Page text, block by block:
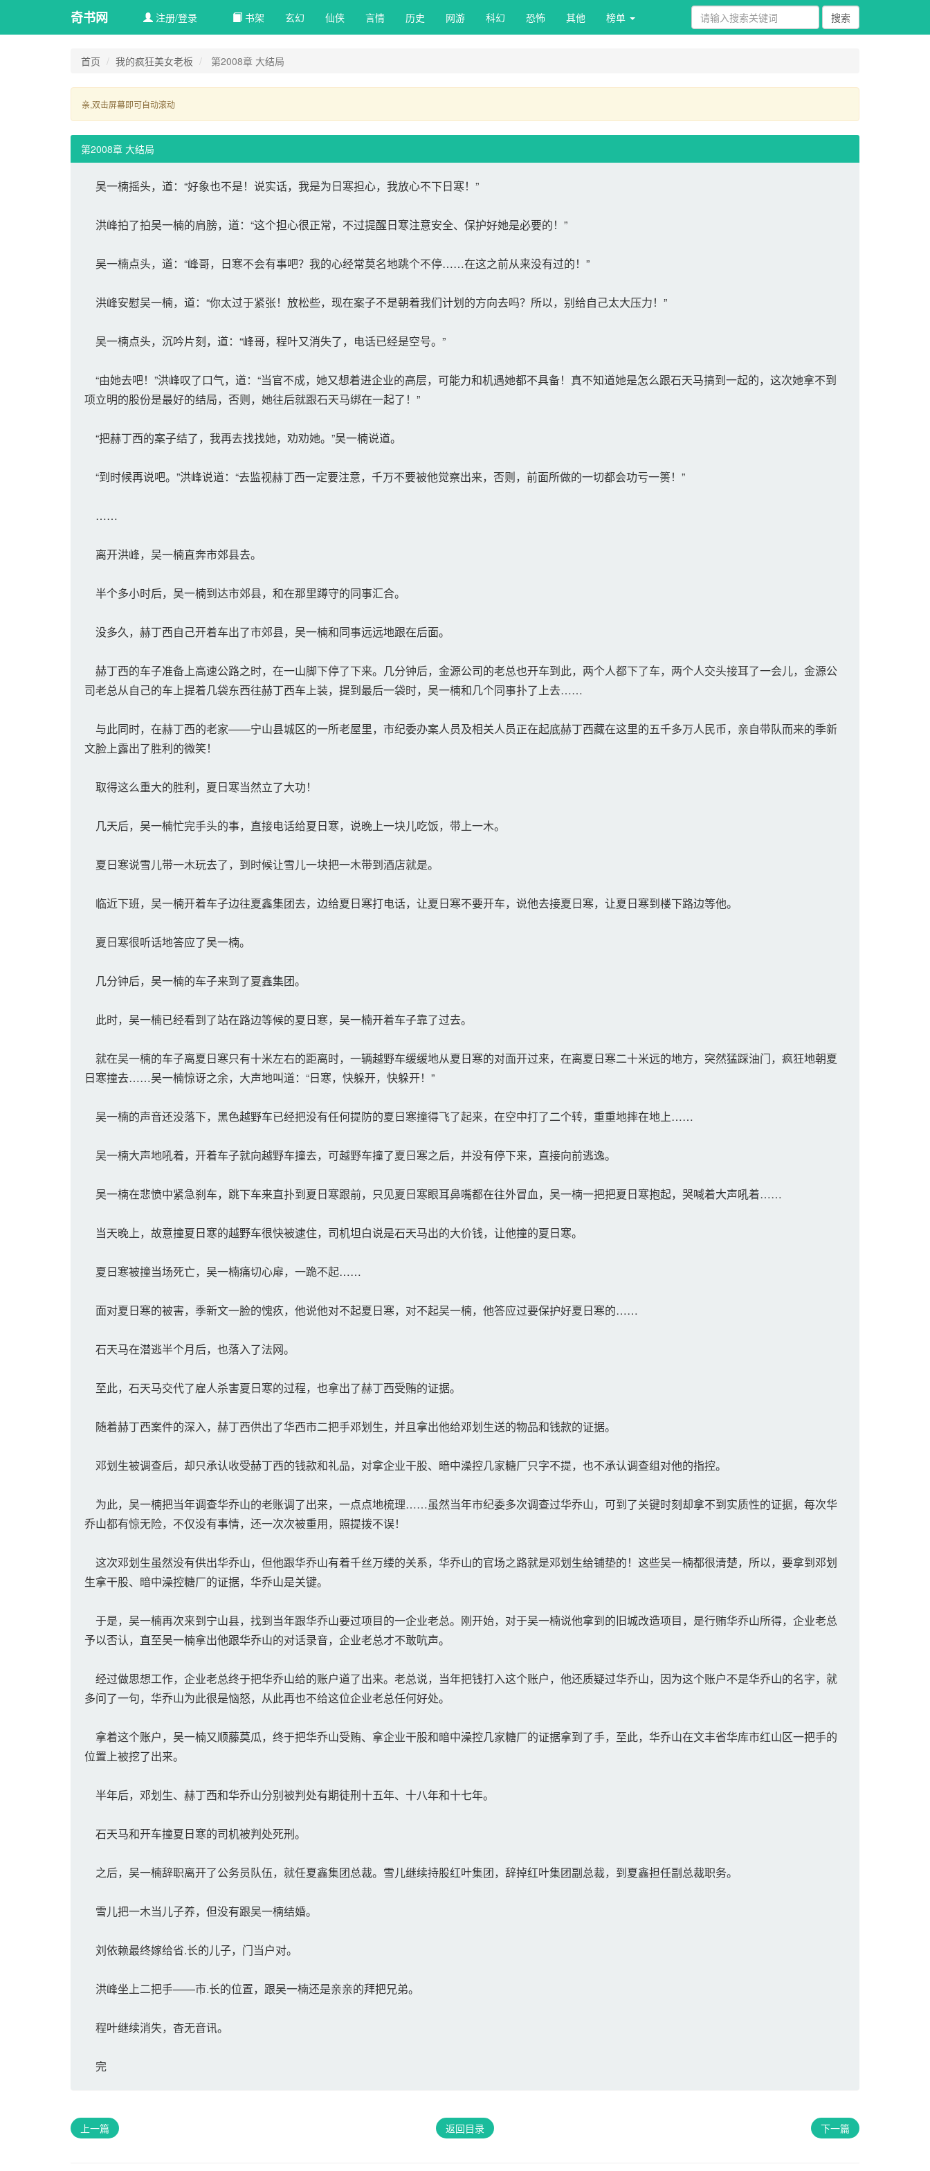
奇书网 注册/登录 书架 玄幻 仙侠 言情 历史 网游 科幻 恐怖 其他 榜单
首页 我的疯狂美女老板 第2008章 大结局
亲,双击屏幕即可自动滚动
第2008章 大结局
吴一楠摇头，道：“好象也不是！说实话，我是为日寒担心，我放心不下日寒！”
洪峰拍了拍吴一楠的肩膀，道：“这个担心很正常，不过提醒日寒注意安全、保护好她是必要的！”
吴一楠点头，道：“峰哥，日寒不会有事吧？我的心经常莫名地跳个不停……在这之前从来没有过的！”
洪峰安慰吴一楠，道：“你太过于紧张！放松些，现在案子不是朝着我们计划的方向去吗？所以，别给自己太大压力！”
吴一楠点头，沉吟片刻，道：“峰哥，程叶又消失了，电话已经是空号。”
“由她去吧！”洪峰叹了口气，道：“当官不成，她又想着进企业的高层，可能力和机遇她都不具备！真不知道她是怎么跟石天马搞到一起的，这次她拿不到
项立明的股份是最好的结局，否则，她往后就跟石天马绑在一起了！”
“把赫丁西的案子结了，我再去找找她，劝劝她。”吴一楠说道。
“到时候再说吧。”洪峰说道：“去监视赫丁西一定要注意，千万不要被他觉察出来，否则，前面所做的一切都会功亏一篑！”
……
离开洪峰，吴一楠直奔市郊县去。
半个多小时后，吴一楠到达市郊县，和在那里蹲守的同事汇合。
没多久，赫丁西自己开着车出了市郊县，吴一楠和同事远远地跟在后面。
赫丁西的车子准备上高速公路之时，在一山脚下停了下来。几分钟后，金源公司的老总也开车到此，两个人都下了车，两个人交头接耳了一会儿，金源公
司老总从自己的车上提着几袋东西往赫丁西车上装，提到最后一袋时，吴一楠和几个同事扑了上去……
与此同时，在赫丁西的老家——宁山县城区的一所老屋里，市纪委办案人员及相关人员正在起底赫丁西藏在这里的五千多万人民币，亲自带队而来的季新
文脸上露出了胜利的微笑！
取得这么重大的胜利，夏日寒当然立了大功！
几天后，吴一楠忙完手头的事，直接电话给夏日寒，说晚上一块儿吃饭，带上一木。
夏日寒说雪儿带一木玩去了，到时候让雪儿一块把一木带到酒店就是。
临近下班，吴一楠开着车子边往夏鑫集团去，边给夏日寒打电话，让夏日寒不要开车，说他去接夏日寒，让夏日寒到楼下路边等他。
夏日寒很听话地答应了吴一楠。
几分钟后，吴一楠的车子来到了夏鑫集团。
此时，吴一楠已经看到了站在路边等候的夏日寒，吴一楠开着车子靠了过去。
就在吴一楠的车子离夏日寒只有十米左右的距离时，一辆越野车缓缓地从夏日寒的对面开过来，在离夏日寒二十米远的地方，突然猛踩油门，疯狂地朝夏
日寒撞去……吴一楠惊讶之余，大声地叫道：“日寒，快躲开，快躲开！”
吴一楠的声音还没落下，黑色越野车已经把没有任何提防的夏日寒撞得飞了起来，在空中打了二个转，重重地摔在地上……
吴一楠大声地吼着，开着车子就向越野车撞去，可越野车撞了夏日寒之后，并没有停下来，直接向前逃逸。
吴一楠在悲愤中紧急刹车，跳下车来直扑到夏日寒跟前，只见夏日寒眼耳鼻嘴都在往外冒血，吴一楠一把把夏日寒抱起，哭喊着大声吼着……
当天晚上，故意撞夏日寒的越野车很快被逮住，司机坦白说是石天马出的大价钱，让他撞的夏日寒。
夏日寒被撞当场死亡，吴一楠痛切心扉，一跪不起……
面对夏日寒的被害，季新文一脸的愧疚，他说他对不起夏日寒，对不起吴一楠，他答应过要保护好夏日寒的……
石天马在潜逃半个月后，也落入了法网。
至此，石天马交代了雇人杀害夏日寒的过程，也拿出了赫丁西受贿的证据。
随着赫丁西案件的深入，赫丁西供出了华西市二把手邓划生，并且拿出他给邓划生送的物品和钱款的证据。
邓划生被调查后，却只承认收受赫丁西的钱款和礼品，对拿企业干股、暗中澡控几家糖厂只字不提，也不承认调查组对他的指控。
为此，吴一楠把当年调查华乔山的老账调了出来，一点点地梳理……虽然当年市纪委多次调查过华乔山，可到了关键时刻却拿不到实质性的证据，每次华
乔山都有惊无险，不仅没有事情，还一次次被重用，照提拨不误！
这次邓划生虽然没有供出华乔山，但他跟华乔山有着千丝万缕的关系，华乔山的官场之路就是邓划生给铺垫的！这些吴一楠都很清楚，所以，要拿到邓划
生拿干股、暗中澡控糖厂的证据，华乔山是关键。
于是，吴一楠再次来到宁山县，找到当年跟华乔山要过项目的一企业老总。刚开始，对于吴一楠说他拿到的旧城改造项目，是行贿华乔山所得，企业老总
予以否认，直至吴一楠拿出他跟华乔山的对话录音，企业老总才不敢吭声。
经过做思想工作，企业老总终于把华乔山给的账户道了出来。老总说，当年把钱打入这个账户，他还质疑过华乔山，因为这个账户不是华乔山的名字，就
多问了一句，华乔山为此很是恼怒，从此再也不给这位企业老总任何好处。
拿着这个账户，吴一楠又顺藤莫瓜，终于把华乔山受贿、拿企业干股和暗中澡控几家糖厂的证据拿到了手，至此，华乔山在文丰省华库市红山区一把手的
位置上被挖了出来。
半年后，邓划生、赫丁西和华乔山分别被判处有期徒刑十五年、十八年和十七年。
石天马和开车撞夏日寒的司机被判处死刑。
之后，吴一楠辞职离开了公务员队伍，就任夏鑫集团总裁。雪儿继续持股红叶集团，辞掉红叶集团副总裁，到夏鑫担任副总裁职务。
雪儿把一木当儿子养，但没有跟吴一楠结婚。
刘依赖最终嫁给省.长的儿子，门当户对。
洪峰坐上二把手——市.长的位置，跟吴一楠还是亲亲的拜把兄弟。
程叶继续消失，杳无音讯。
完
上一篇 返回目录 下一篇